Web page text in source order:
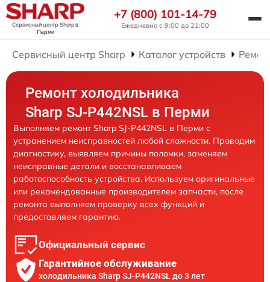
Сервисный центр Sharpв
Перми
+7 (800) 101-14-79
Ежедневно с 9:00 до 21:00
Сервисный центр Sharp Каталог устройств
Ремонт холодильника
Sharp SJ-P442NSL в Перми
Выполняем ремонт Sharp SJ-P442NSL в Перми с
устранением неисправностей любой сложности. Проводим
диагностику, выявляем причины поломки, заменяем
неисправные детали и восстанавливаем
работоспособность устройства. Используем оригинальные
или рекомендованные производителем запчасти, после
ремонта выполняем проверку всех функций и
предоставляем гарантию.
Официальный сервис
Гарантийное обслуживание
холодильника Sharp SJ-P442NSL до 3 лет